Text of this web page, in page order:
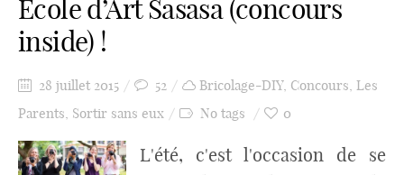
École d’Art Sasasa (concours
inside) !
28 juillet 2015 52 Bricolage-DIY, Concours, Les
Parents, Sortir sans eux No tags 0
L'été, c'est l'occasion de se